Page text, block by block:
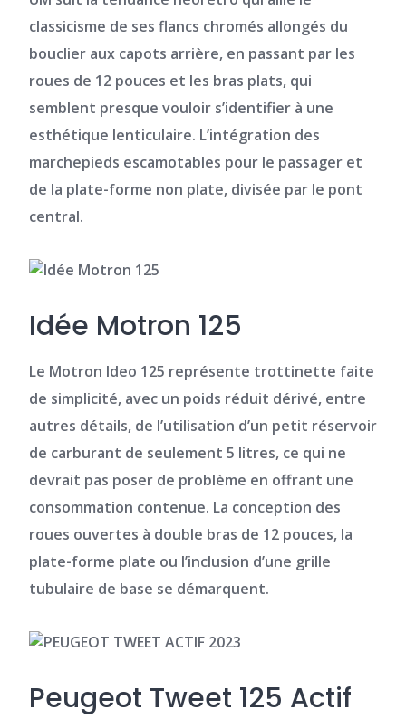
classicisme de ses flancs chromés allongés du
bouclier aux capots arrière, en passant par les
roues de 12 pouces et les bras plats, qui
semblent presque vouloir s’identifier à une
esthétique lenticulaire. L’intégration des
marchepieds escamotables pour le passager et
de la plate-forme non plate, divisée par le pont
central.
Idée Motron 125
Le Motron Ideo 125 représente trottinette faite
de simplicité, avec un poids réduit dérivé, entre
autres détails, de l’utilisation d’un petit réservoir
de carburant de seulement 5 litres, ce qui ne
devrait pas poser de problème en offrant une
consommation contenue. La conception des
roues ouvertes à double bras de 12 pouces, la
plate-forme plate ou l’inclusion d’une grille
tubulaire de base se démarquent.
Peugeot Tweet 125 Actif